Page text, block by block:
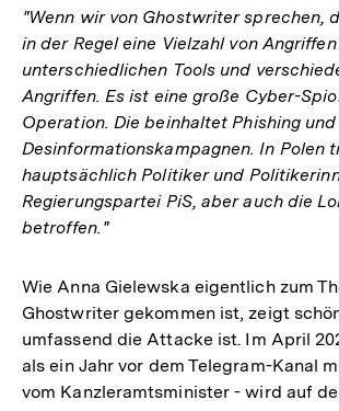
"Wenn wir von Ghostwriter sprechen,
in der Regel eine Vielzahl von
unterschiedlichen Tools und
Angriffen. Es ist eine große Cyber-
Operation. Die beinhaltet Phishing und
Desinformationskampagnen. In Polen
hauptsächlich Politiker und
Regierungspartei PiS, aber auch die
betroffen."
Wie Anna Gielewska eigentlich zum
Ghostwriter gekommen ist, zeigt
umfassend die Attacke ist. Im April
als ein Jahr vor dem Telegram-Kanal
vom Kanzleramtsminister - wird auf